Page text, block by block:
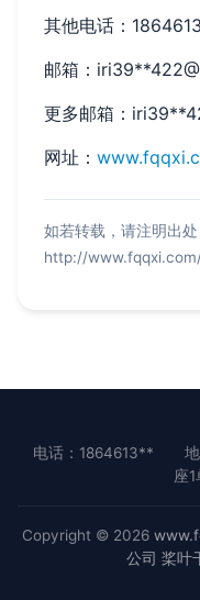
其他电话：
邮箱：iri39**
更多邮箱：iri39**
网址：
如若转载，请注明出处
http://
电话：1864613**
座
Copyright © 2026
公司 桨叶